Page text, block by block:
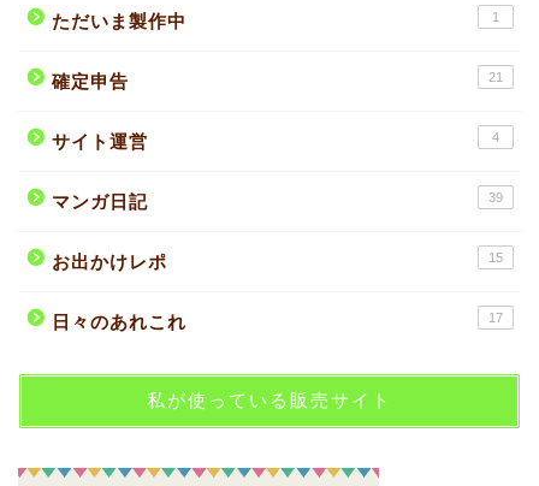
ただいま製作中 1
確定申告 21
サイト運営 4
マンガ日記 39
お出かけレポ 15
日々のあれこれ 17
私が使っている販売サイト